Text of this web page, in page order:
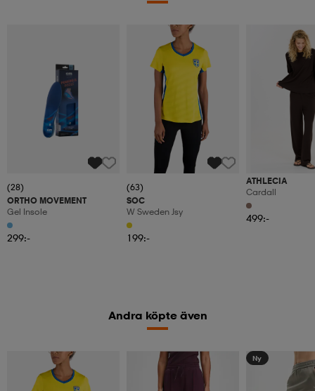
(28)
ORTHO MOVEMENT
Gel Insole
299:-
(63)
SOC
W Sweden Jsy
199:-
ATHLECIA
Cardall
499:-
Andra köpte även
Ny